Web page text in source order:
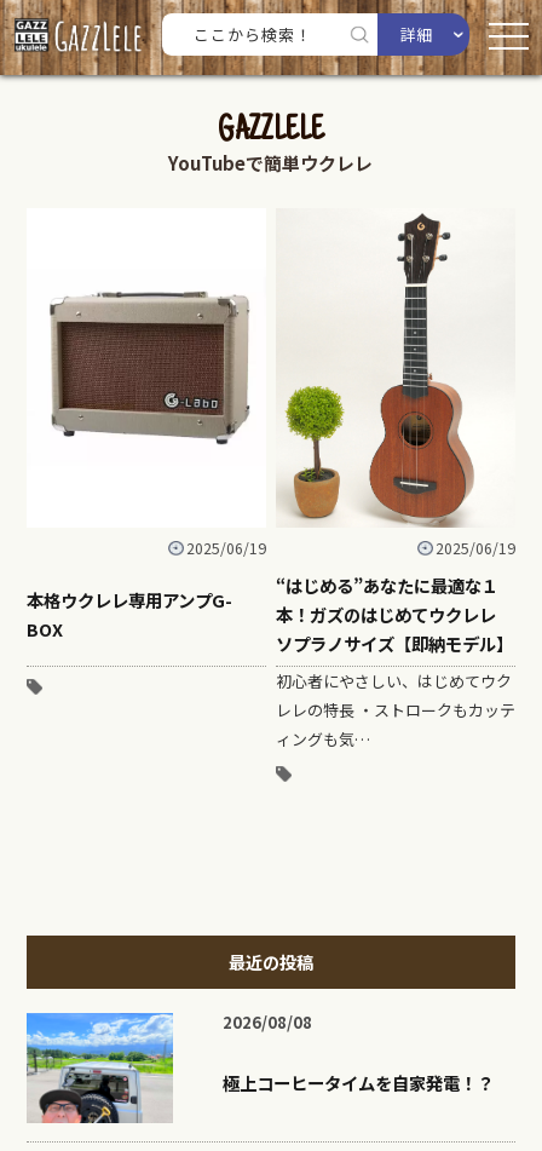
詳細
GAZZLELE
YouTubeで簡単ウクレレ
2025/06/19
本格ウクレレ専用アンプG-
BOX
2025/06/19
“はじめる”あなたに最適な１
本！ガズのはじめてウクレレ
ソプラノサイズ【即納モデル】
初心者にやさしい、はじめてウク
レレの特長 ・ストロークもカッテ
ィングも気…
最近の投稿
2026/08/08
極上コーヒータイムを自家発電！？